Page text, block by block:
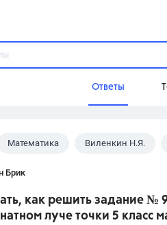
Ответы
Математика Виленкин Н.Я.
Брик
как решить задание №
луче точки 5 класс